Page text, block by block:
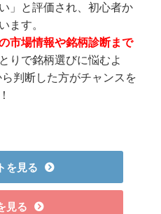
」と評価され、初心者か
ます。
市場情報や銘柄診断まで
りで銘柄選びに悩むよ
判断した方がチャンスを
を見る
見る